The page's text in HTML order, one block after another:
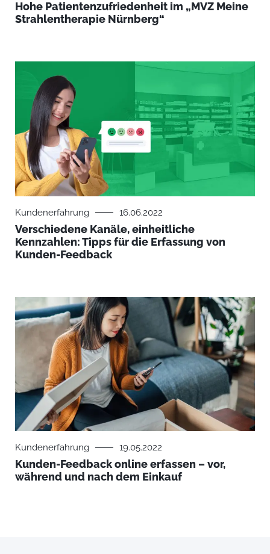
Hohe Patientenzufriedenheit im „MVZ Meine
Strahlentherapie Nürnberg“
Kundenerfahrung 16.06.2022
Verschiedene Kanäle, einheitliche
Kennzahlen: Tipps für die Erfassung von
Kunden-Feedback
Kundenerfahrung 19.05.2022
Kunden-Feedback online erfassen – vor,
während und nach dem Einkauf